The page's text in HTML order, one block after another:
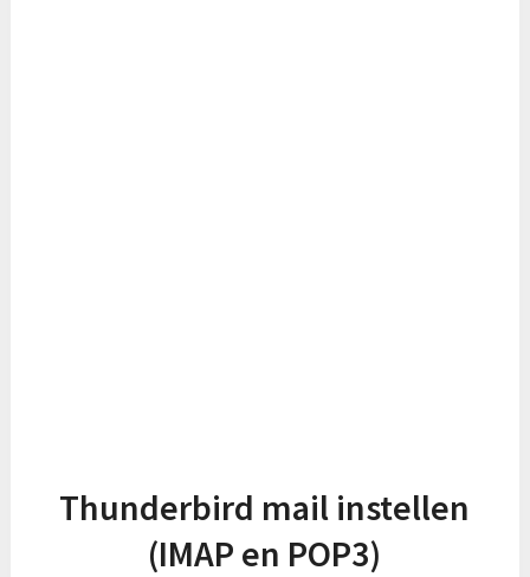
Thunderbird mail instellen
(IMAP en POP3)